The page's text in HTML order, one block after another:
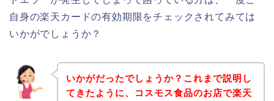
自身の楽天カードの有効期限をチェックされてみては
いかがでしょうか？
いかがだったでしょうか？これまで説明し
てきたように、コスモス食品のお店で楽天